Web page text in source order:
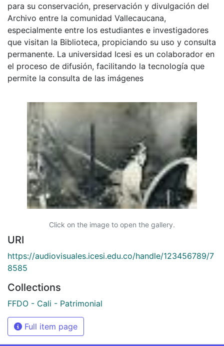
para su conservación, preservación y divulgación del
Archivo entre la comunidad Vallecaucana,
especialmente entre los estudiantes e investigadores
que visitan la Biblioteca, propiciando su uso y consulta
permanente. La universidad Icesi es un colaborador en
el proceso de difusión, facilitando la tecnología que
permite la consulta de las imágenes
Click on the image to open the gallery.
URI
https://audiovisuales.icesi.edu.co/handle/123456789/7
8585
Collections
FFDO - Cali - Patrimonial
Full item page